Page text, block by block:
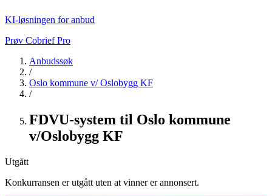
KI-løsningen for anbud
Prøv Cobrief Pro
Anbudssøk
/
Oslo kommune v/ Oslobygg KF
/
FDVU-system til Oslo kommune
v/Oslobygg KF
Utgått
Konkurransen er utgått uten at vinner er annonsert.